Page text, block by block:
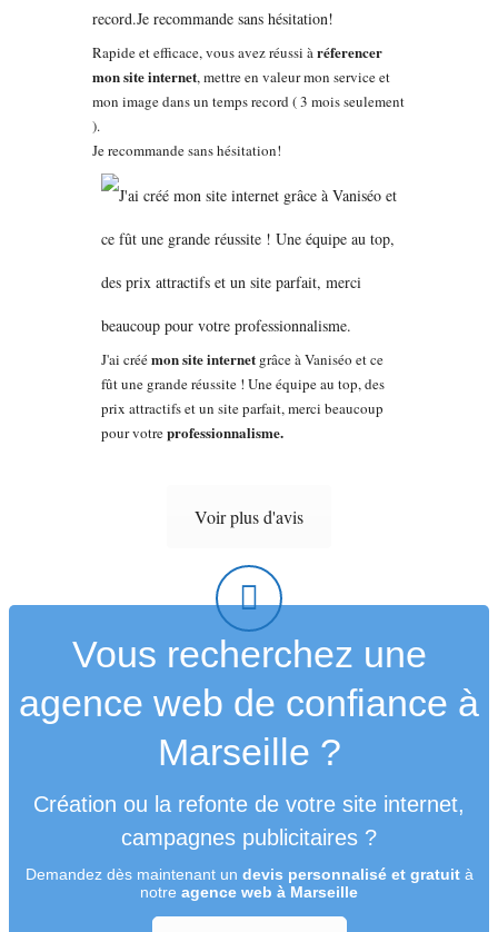
Rapide et efficace, vous avez réussi àréferencer
mon site internet, mettre en valeur mon service et
mon image dans un temps record ( 3 mois seulement
).
Je recommande sans hésitation!
J'ai créémon site internet grâce à Vaniséo et ce
fût une grande réussite ! Une équipe au top, des
prix attractifs et un site parfait, merci beaucoup
pour votreprofessionnalisme.
Voir plus d'avis
Vous recherchez une
agence web de confiance à
Marseille ?
Création ou la refonte de votre site internet,
campagnes publicitaires ?
Demandez dès maintenant un devis personnalisé et gratuità
notre agence web à Marseille